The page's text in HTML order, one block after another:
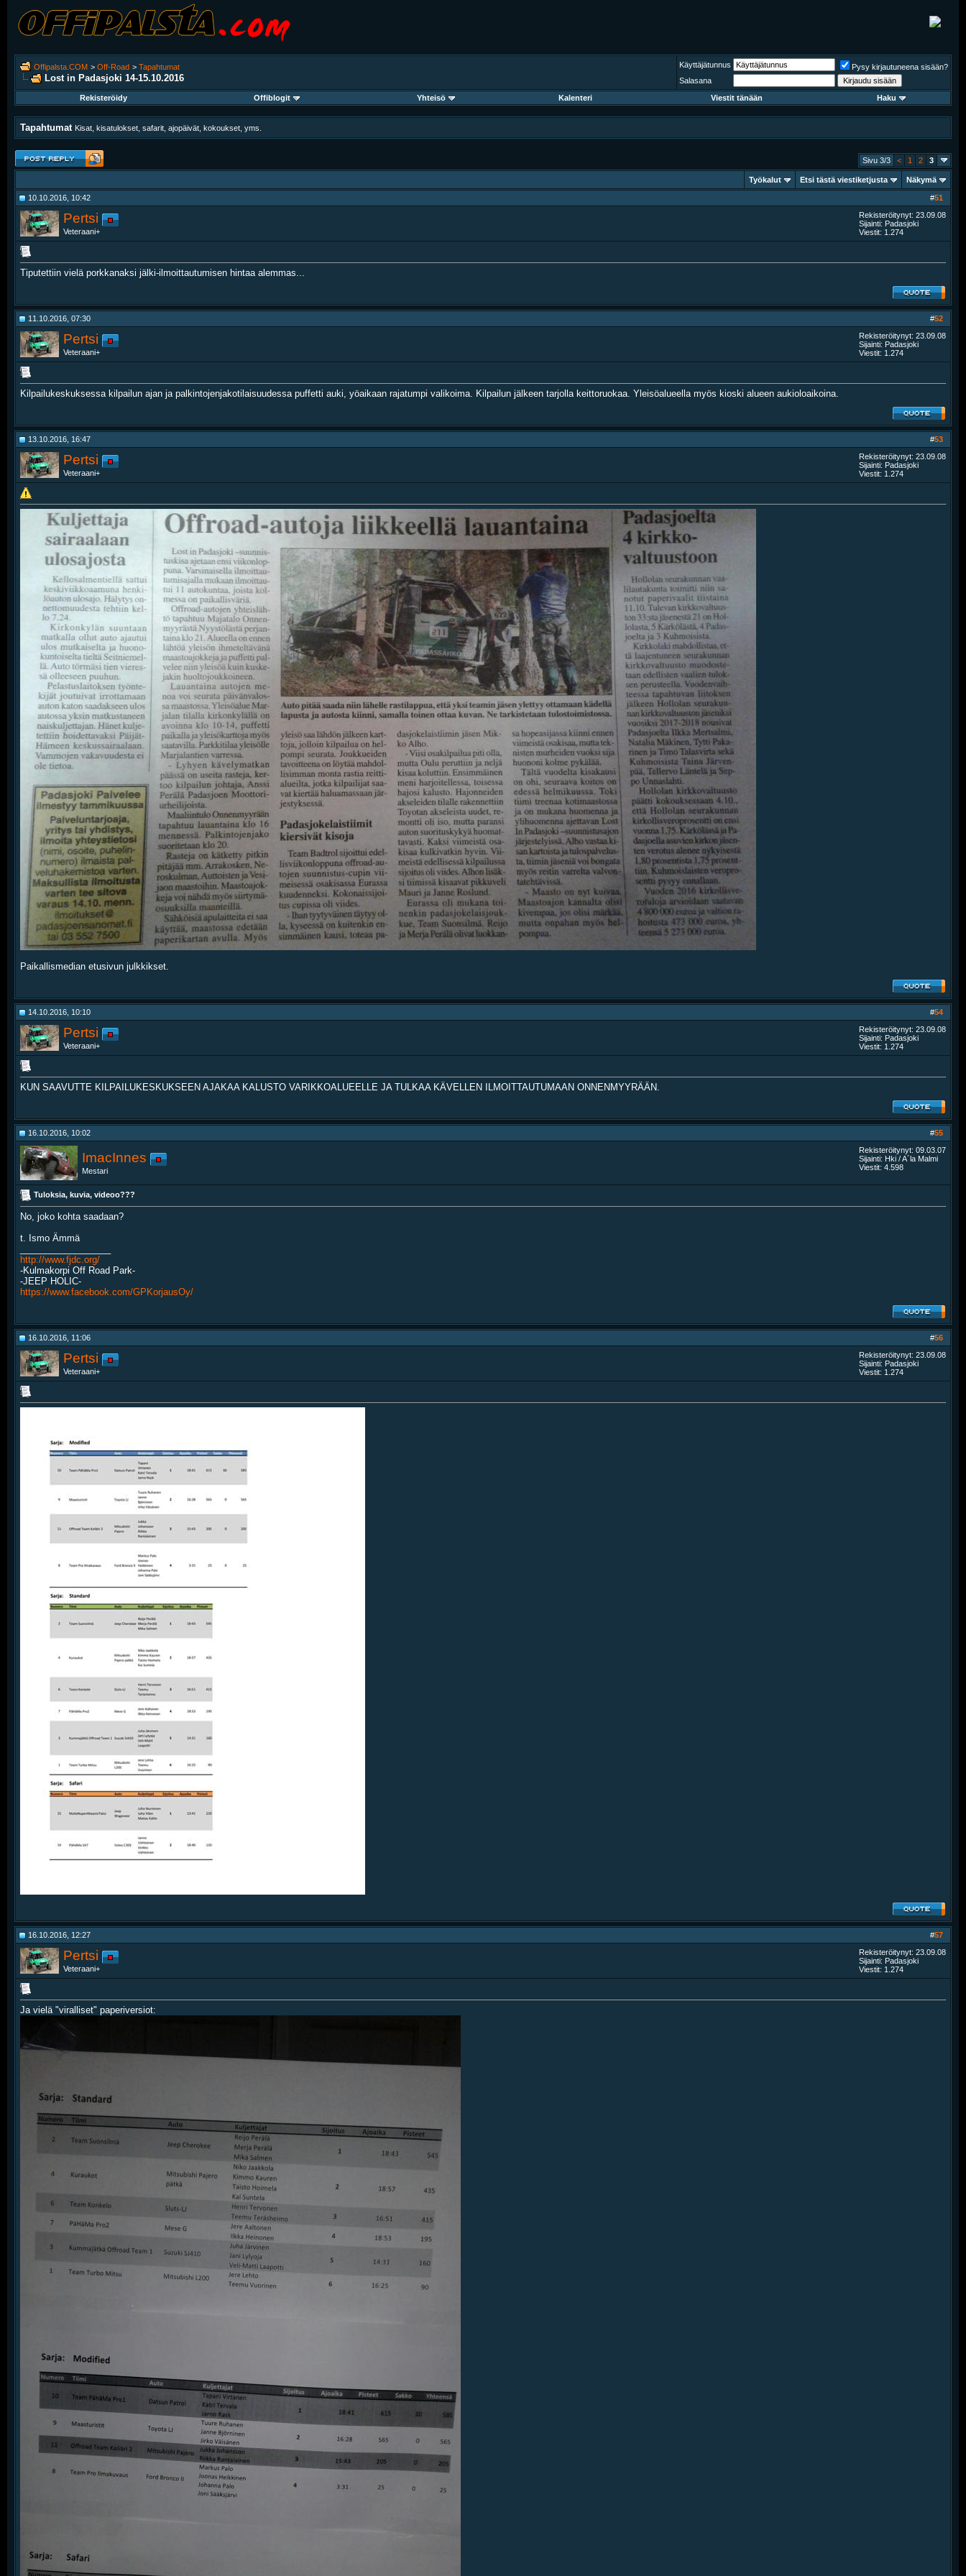
Offipalsta.COM > Off-Road > Tapahtumat
Lost in Padasjoki 14-15.10.2016
Käyttäjätunnus
Pysy kirjautuneena sisään?
Salasana
Rekisteröidy
Offiblogit Yhteisö Kalenteri Viestit tänään Haku
Tapahtumat Kisat, kisatulokset, safarit, ajopäivät, kokoukset, yms.
Sivu 3/3 < 1 2 3
Työkalut Etsi tästä viestiketjusta Näkymä
#51
10.10.2016, 10:42
Pertsi
Veteraani+
Rekisteröitynyt: 23.09.08
Sijainti: Padasjoki
Viestit: 1.274
Tiputettiin vielä porkkanaksi jälki-ilmoittautumisen hintaa alemmas...
#52
11.10.2016, 07:30
Pertsi
Veteraani+
Rekisteröitynyt: 23.09.08
Sijainti: Padasjoki
Viestit: 1.274
Kilpailukeskuksessa kilpailun ajan ja palkintojenjakotilaisuudessa puffetti auki, yöaikaan rajatumpi valikoima. Kilpailun jälkeen tarjolla keittoruokaa. Yleisöalueella myös kioski alueen aukioloaikoina.
#53
13.10.2016, 16:47
Pertsi
Veteraani+
Rekisteröitynyt: 23.09.08
Sijainti: Padasjoki
Viestit: 1.274
Paikallismedian etusivun julkkikset.
#54
14.10.2016, 10:10
Pertsi
Veteraani+
Rekisteröitynyt: 23.09.08
Sijainti: Padasjoki
Viestit: 1.274
KUN SAAVUTTE KILPAILUKESKUKSEEN AJAKAA KALUSTO VARIKKOALUEELLE JA TULKAA KÄVELLEN ILMOITTAUTUMAAN ONNENMYYRÄÄN.
#55
16.10.2016, 10:02
ImacInnes
Mestari
Rekisteröitynyt: 09.03.07
Sijainti: Hki / A´la Malmi
Viestit: 4.598
Tuloksia, kuvia, videoo???
No, joko kohta saadaan?
t. Ismo Ämmä
http://www.fjdc.org/
-Kulmakorpi Off Road Park-
-JEEP HOLIC-
https://www.facebook.com/GPKorjausOy/
#56
16.10.2016, 11:06
Pertsi
Veteraani+
Rekisteröitynyt: 23.09.08
Sijainti: Padasjoki
Viestit: 1.274
#57
16.10.2016, 12:27
Pertsi
Veteraani+
Rekisteröitynyt: 23.09.08
Sijainti: Padasjoki
Viestit: 1.274
Ja vielä "viralliset" paperiversiot: